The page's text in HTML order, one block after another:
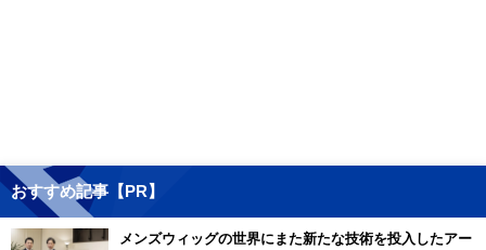
おすすめ記事【PR】
メンズウィッグの世界にまた新たな技術を投入したアー